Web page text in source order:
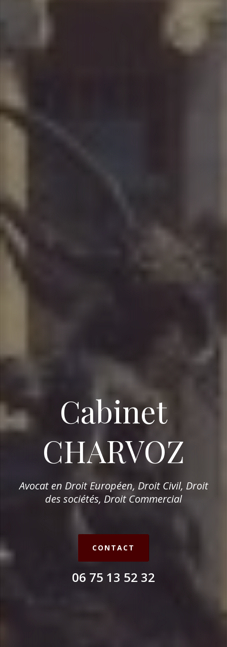
Cabinet
CHARVOZ
Avocat en Droit Européen, Droit Civil, Droit
des sociétés, Droit Commercial
CONTACT
06 75 13 52 32